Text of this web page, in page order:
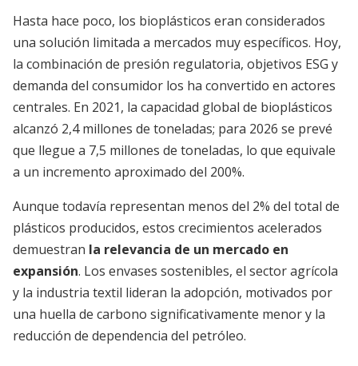
Hasta hace poco, los bioplásticos eran considerados
una solución limitada a mercados muy específicos. Hoy,
la combinación de presión regulatoria, objetivos ESG y
demanda del consumidor los ha convertido en actores
centrales. En 2021, la capacidad global de bioplásticos
alcanzó 2,4 millones de toneladas; para 2026 se prevé
que llegue a 7,5 millones de toneladas, lo que equivale
a un incremento aproximado del 200%.
Aunque todavía representan menos del 2% del total de
plásticos producidos, estos crecimientos acelerados
demuestran la relevancia de un mercado en
expansión. Los envases sostenibles, el sector agrícola
y la industria textil lideran la adopción, motivados por
una huella de carbono significativamente menor y la
reducción de dependencia del petróleo.